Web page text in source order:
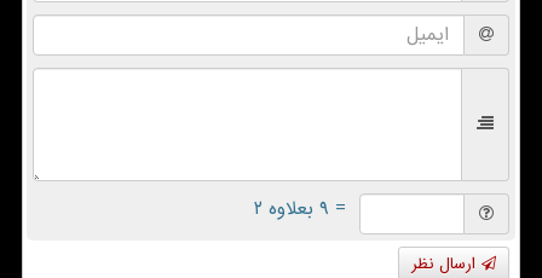
= ۹ بعلاوه ۲
ارسال نظر